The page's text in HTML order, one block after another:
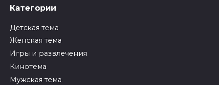
Категории
Детская тема
Женская тема
Игры и развлечения
Кинотема
Мужская тема